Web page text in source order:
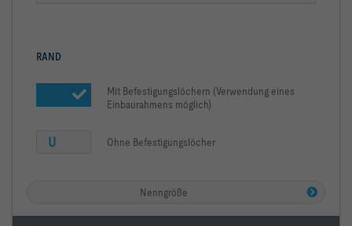
RAND
Mit Befestigungslöchern (Verwendung eines
Einbaurahmens möglich)
U Ohne Befestigungslöcher
Nenngröße